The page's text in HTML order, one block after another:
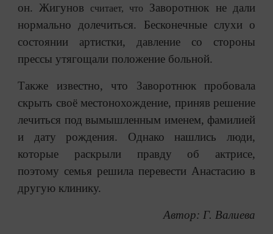
он. Жигунов считает, что
Заворотнюк не дали
нормально долечиться. Бесконечные слухи о
состоянии артистки, давление со стороны
прессы утягощали положение больной.
Также известно, что Заворотнюк пробовала
скрыть своё местонохождение, приняв решение
лечиться под вымышленным именем, фамилией
и дату рождения. Однако нашлись люди,
которые раскрыли правду об актрисе,
поэтому семья решила перевести Анастасию в
другую клинику.
Автор: Г. Валиева